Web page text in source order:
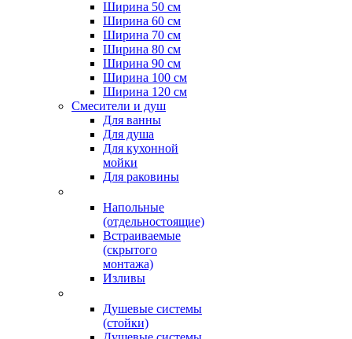
Ширина 50 см
Ширина 60 см
Ширина 70 см
Ширина 80 см
Ширина 90 см
Ширина 100 см
Ширина 120 см
Смесители и душ
Для ванны
Для душа
Для кухонной
мойки
Для раковины
Напольные
(отдельностоящие)
Встраиваемые
(скрытого
монтажа)
Изливы
Душевые системы
(стойки)